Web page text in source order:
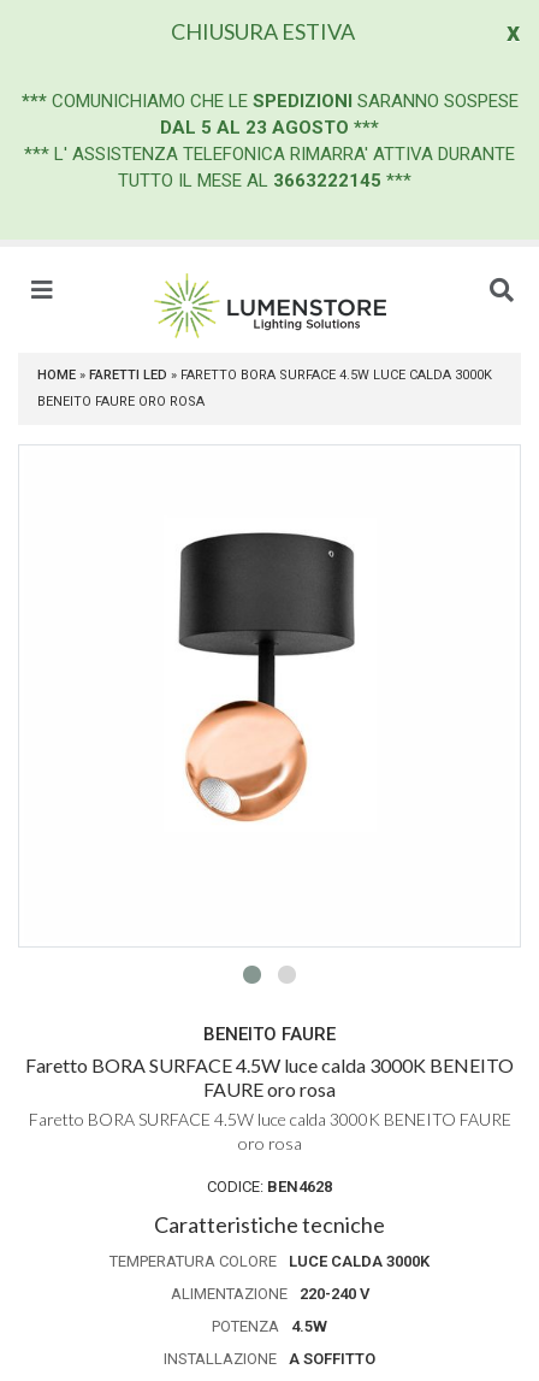
x
CHIUSURA ESTIVA
*** COMUNICHIAMO CHE LE SPEDIZIONI SARANNO SOSPESE
DAL 5 AL 23 AGOSTO ***
*** L' ASSISTENZA TELEFONICA RIMARRA' ATTIVA DURANTE
TUTTO IL MESE AL 3663222145 ***
HOME » FARETTI LED » FARETTO BORA SURFACE 4.5W LUCE CALDA 3000K
BENEITO FAURE ORO ROSA
BENEITO FAURE
Faretto BORA SURFACE 4.5W luce calda 3000K BENEITO
FAURE oro rosa
Faretto BORA SURFACE 4.5W luce calda 3000K BENEITO FAURE
oro rosa
CODICE: BEN4628
Caratteristiche tecniche
TEMPERATURA COLORE
LUCE CALDA 3000K
ALIMENTAZIONE
220-240 V
POTENZA
4.5W
INSTALLAZIONE
A SOFFITTO